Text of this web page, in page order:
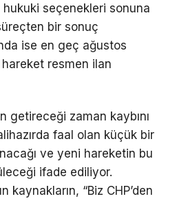
seçenekleri sonuna
bir sonuç
ise en geç ağustos
resmen ilan
getireceği zaman kaybını
faal olan küçük bir
ve yeni hareketin bu
ifade ediliyor.
kaynakların, “Biz CHP’den